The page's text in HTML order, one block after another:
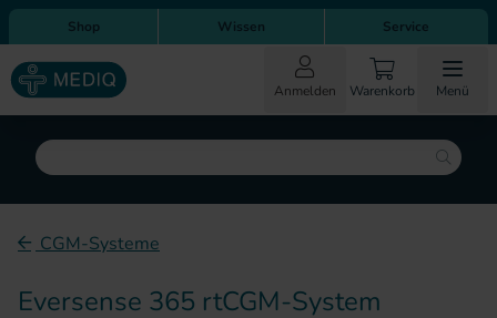
Direkt zum Inhalt
Direkt zur Hauptnavigation
Shop Wissen Service
Anmelden Warenkorb Menü
Suche
CGM-Systeme
Eversense 365 rtCGM-System